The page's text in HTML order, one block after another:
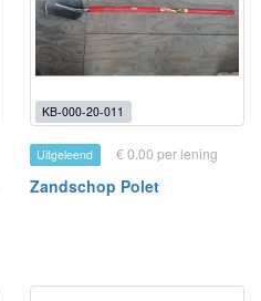
KB-000-20-011
Uitgeleend € 0.00 per lening
Zandschop Polet